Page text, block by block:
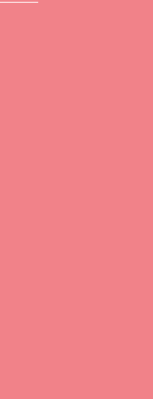
21 Rue De